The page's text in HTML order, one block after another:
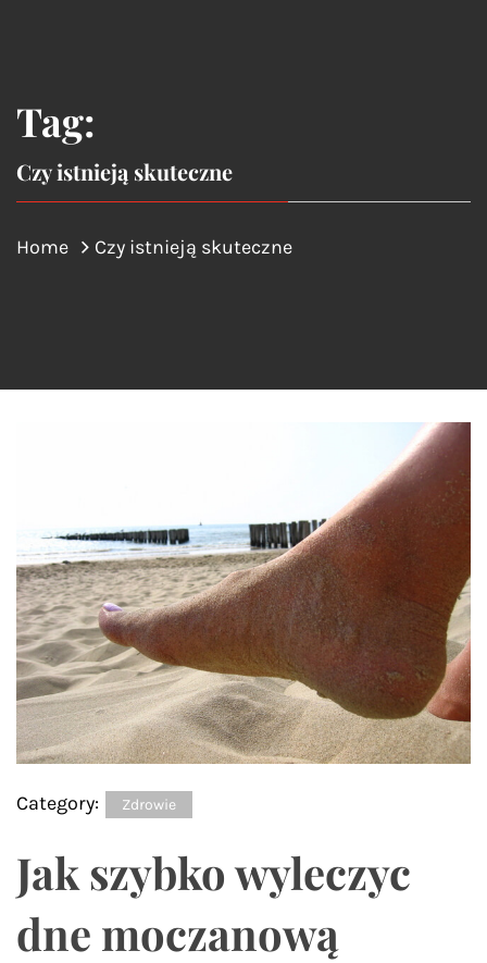
Tag:
Czy istnieją skuteczne
Home Czy istnieją skuteczne
Category: Zdrowie
Jak szybko wyleczyc
dne moczanową